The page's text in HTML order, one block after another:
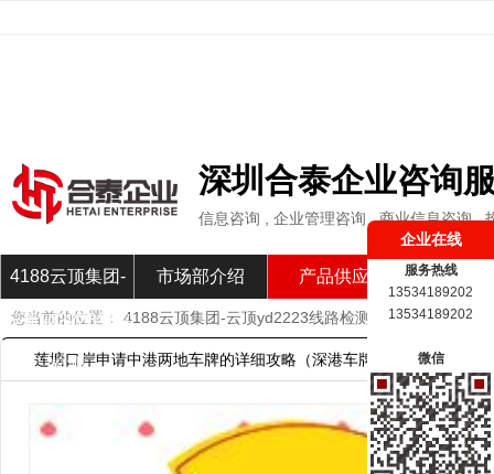
深圳合泰企业咨询
信息咨询 , 企业管理咨询 , 商业信息咨询 ,
4188云顶集团-
云顶yd2223线路
检测
市场部介绍 产品供应 市场部
您当前的位置： 4188云顶集团-云顶yd2223线路检测 产品供应»莲
莲塘口岸申请中港两地车牌的详细攻略（深港车牌办理条件）-
企业在线
服务热线
13534189202
13534189202
微信